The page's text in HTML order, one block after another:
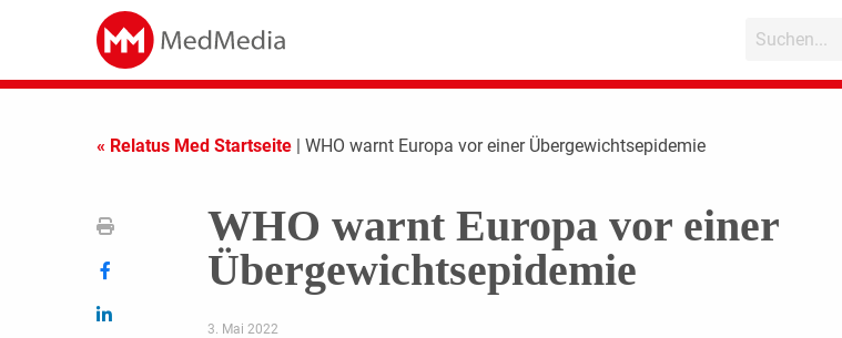
« Relatus Med Startseite | WHO warnt Europa vor einer Übergewichtsepidemie
WHO warnt Europa vor einer
Übergewichtsepidemie
3. Mai 2022